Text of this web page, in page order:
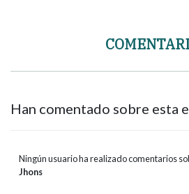
Han comentado sobre esta
Ningún usuario ha realizado comentarios
Jhons